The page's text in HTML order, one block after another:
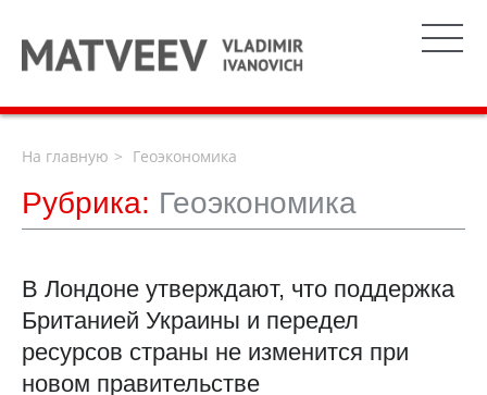
На главную Геоэкономика
Рубрика: Геоэкономика
В Лондоне утверждают, что поддержка
Британией Украины и передел
ресурсов страны не изменится при
новом правительстве